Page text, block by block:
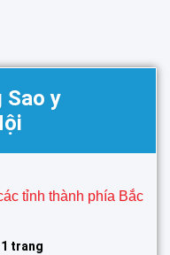
Sao y
tỉnh thành phía Bắc
trang